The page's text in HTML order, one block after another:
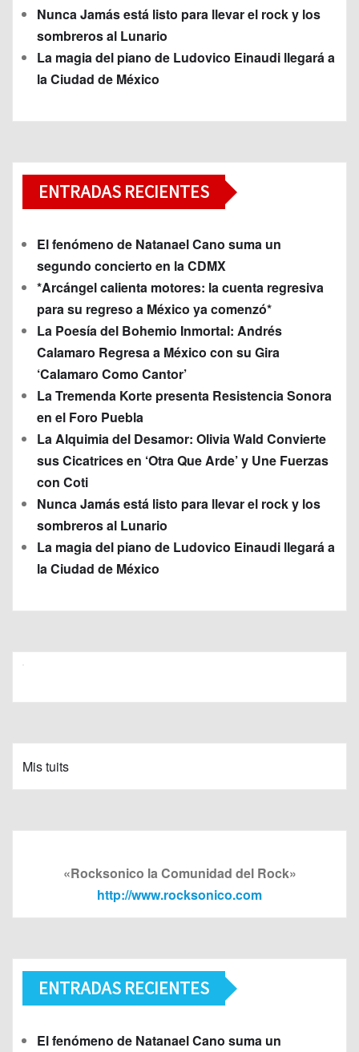
Nunca Jamás está listo para llevar el rock y los
sombreros al Lunario
La magia del piano de Ludovico Einaudi llegará a
la Ciudad de México
ENTRADAS RECIENTES
El fenómeno de Natanael Cano suma un
segundo concierto en la CDMX
*Arcángel calienta motores: la cuenta regresiva
para su regreso a México ya comenzó*
La Poesía del Bohemio Inmortal: Andrés
Calamaro Regresa a México con su Gira
‘Calamaro Como Cantor’
La Tremenda Korte presenta Resistencia Sonora
en el Foro Puebla
La Alquimia del Desamor: Olivia Wald Convierte
sus Cicatrices en ‘Otra Que Arde’ y Une Fuerzas
con Coti
Nunca Jamás está listo para llevar el rock y los
sombreros al Lunario
La magia del piano de Ludovico Einaudi llegará a
la Ciudad de México
Mis tuits
«Rocksonico la Comunidad del Rock»
http://www.rocksonico.com
ENTRADAS RECIENTES
El fenómeno de Natanael Cano suma un